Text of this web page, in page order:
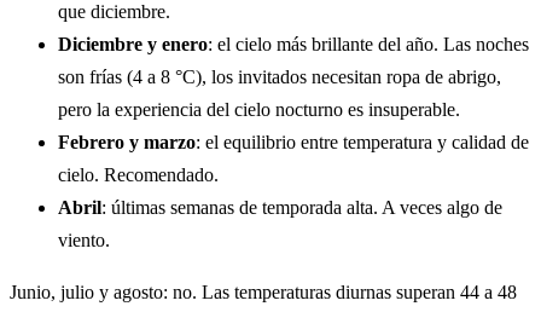
que diciembre.
Diciembre y enero: el cielo más brillante del año. Las noches
son frías (4 a 8 °C), los invitados necesitan ropa de abrigo,
pero la experiencia del cielo nocturno es insuperable.
Febrero y marzo: el equilibrio entre temperatura y calidad de
cielo. Recomendado.
Abril: últimas semanas de temporada alta. A veces algo de
viento.
Junio, julio y agosto: no. Las temperaturas diurnas superan 44 a 48